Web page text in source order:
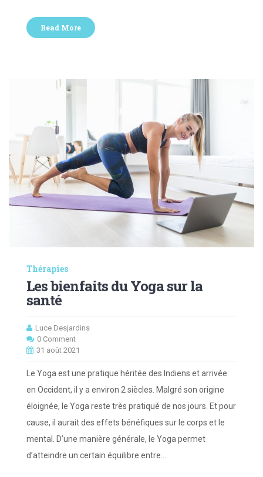
Read More
Thérapies
Les bienfaits du Yoga sur la
santé
Luce Desjardins
0 Comment
31 août 2021
Le Yoga est une pratique héritée des Indiens et arrivée
en Occident, il y a environ 2 siècles. Malgré son origine
éloignée, le Yoga reste très pratiqué de nos jours. Et pour
cause, il aurait des effets bénéfiques sur le corps et le
mental. D’une manière générale, le Yoga permet
d’atteindre un certain équilibre entre…